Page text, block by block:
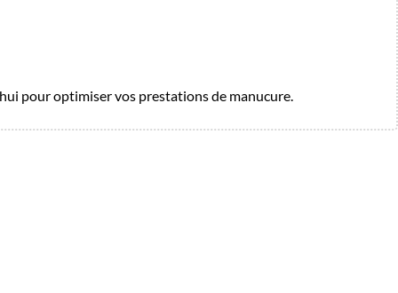
pour optimiser vos prestations de manucure.